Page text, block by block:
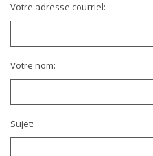
Votre adresse courriel:
Votre nom:
Sujet: